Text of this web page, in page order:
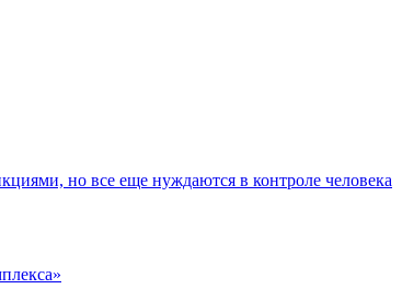
но все еще нуждаются в контроле человека